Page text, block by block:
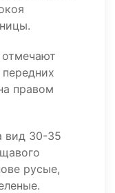
правом
вид 30-35
русые,